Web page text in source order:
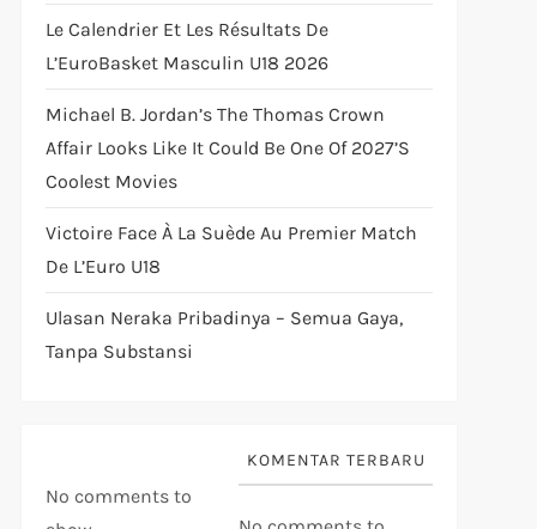
Le Calendrier Et Les Résultats De
L’EuroBasket Masculin U18 2026
Michael B. Jordan’s The Thomas Crown
Affair Looks Like It Could Be One Of 2027’s
Coolest Movies
Victoire Face À La Suède Au Premier Match
De L’Euro U18
Ulasan Neraka Pribadinya – Semua Gaya,
Tanpa Substansi
No comments to
KOMENTAR TERBARU